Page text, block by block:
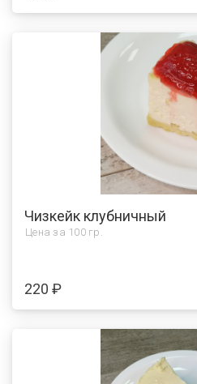
Чизкейк клубничный
Цена за 100 гр.
220 ₽